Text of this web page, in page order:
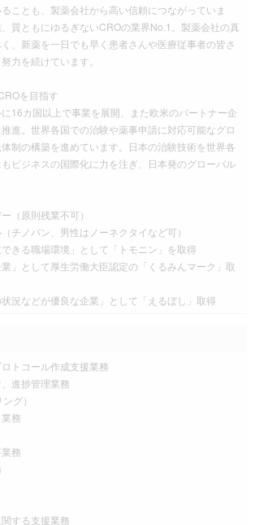
ことも、製薬会社から高い信頼につながっていま
質ともにゆるぎないCROの業界No.1。製薬会社の真
、新薬を一日でも早く患者さんや医療従事者の皆さ
力を続けています。
を目指す
16カ国以上で事業を展開、また欧米のパートナー企
進。世界各国での治験や薬事申請に対応可能なグロ
制の構築を進めています。日本の治験技術を世界各
ビジネスの国際化に力を注ぎ、日本発のグローバル
（原則残業不可）
チノパン、男性はノーネクタイなど可）
きる職場環境」として「トモニン」を取得
」として厚生労働大臣認定の「くるみんマーク」取
況などが優良な企業」として「えるぼし」取得
トコール作成支援業務
進捗管理業務
グ）
務
務
する支援業務